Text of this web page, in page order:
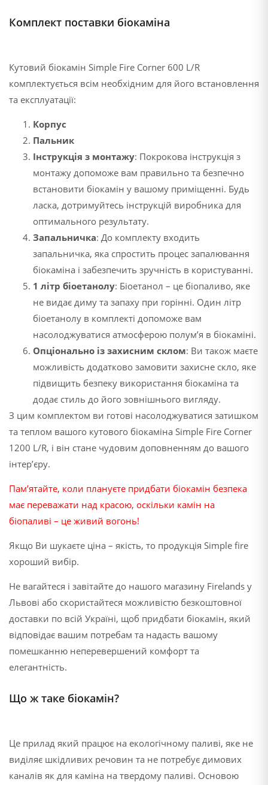
Комплект поставки біокаміна
Кутовий біокамін Simple Fire Corner 600 L/R
комплектується всім необхідним для його встановлення
та експлуатації:
Корпус
Пальник
Інструкція з монтажу: Покрокова інструкція з
монтажу допоможе вам правильно та безпечно
встановити біокамін у вашому приміщенні. Будь
ласка, дотримуйтесь інструкцій виробника для
оптимального результату.
Запальничка: До комплекту входить
запальничка, яка спростить процес запалювання
біокаміна і забезпечить зручність в користуванні.
1 літр біоетанолу: Біоетанол – це біопаливо, яке
не видає диму та запаху при горінні. Один літр
біоетанолу в комплекті допоможе вам
насолоджуватися атмосферою полум’я в біокаміні.
Опціонально із захисним склом: Ви також маєте
можливість додатково замовити захисне скло, яке
підвищить безпеку використання біокаміна та
додає стиль до його зовнішнього вигляду.
З цим комплектом ви готові насолоджуватися затишком
та теплом вашого кутового біокаміна Simple Fire Corner
1200 L/R, і він стане чудовим доповненням до вашого
інтер’єру.
Пам’ятайте, коли плануєте придбати біокамін безпека
має переважати над красою, оскільки камін на
біопаливі – це живий вогонь!
Якщо Ви шукаєте ціна – якість, то продукція Simple fire
хороший вибір.
Не вагайтеся і завітайте до нашого магазину Firelands у
Львові або скористайтеся можливістю безкоштовної
доставки по всій Україні, щоб придбати біокамін, який
відповідає вашим потребам та надасть вашому
помешканню неперевершений комфорт та
елегантність.
Що ж таке біокамін?
Це прилад який працює на екологічному паливі, яке не
виділяє шкідливих речовин та не потребує димових
каналів як для каміна на твердому паливі. Основою